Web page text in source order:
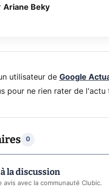
Ariane Beky
utilisateur de Google
pour ne rien rater de l'actu
0
la discussion
avis avec la communauté Clubic.